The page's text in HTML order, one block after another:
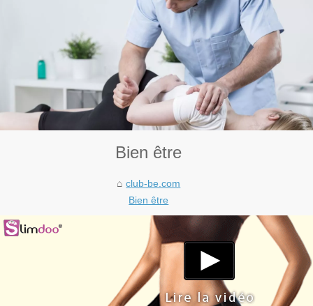
Bien être
club-be.com
Bien être